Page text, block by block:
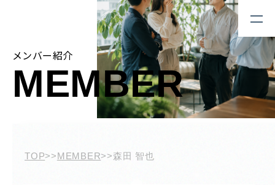
メンバー紹介
MEMBER
TOP>>MEMBER>>森田 智也